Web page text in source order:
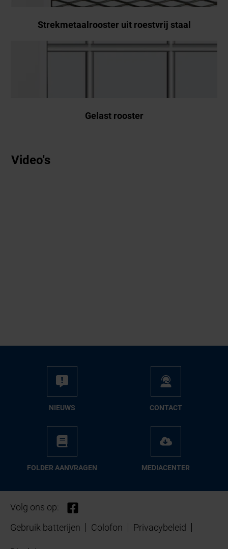
Strekmetaalrooster uit roestvrij staal
Gelast rooster
Video's
NIEUWS CON­TACT
FOL­DER AAN­VRA­GEN ME­DIA­CEN­TER
Volg ons op:
Gebruik batterijen
Colofon Privacybeleid